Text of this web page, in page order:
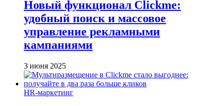
Новый функционал Clickme:
удобный поиск и массовое
управление рекламными
кампаниями
3 июня 2025
HR-маркетинг